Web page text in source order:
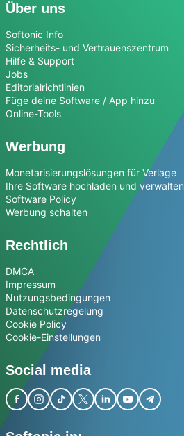
Über uns
Softonic Info
Sicherheits- und Vertrauenszentrum
Hilfe & Support
Jobs
Editorialrichtlinien
Füge deine Software / App hinzu
Online-Tools
Werbung
Monetarisierungslösungen für Verlage
Ihre Software hochladen und verwalten
Software Policy
Werbung schalten
Rechtlich
DMCA
Impressum
Nutzungsbedingungen
Datenschutzregelung
Cookie Policy
Cookie-Einstellungen
Social media